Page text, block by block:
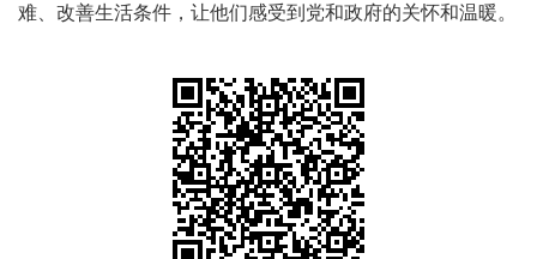
难、改善生活条件，让他们感受到党和政府的关怀和温暖。